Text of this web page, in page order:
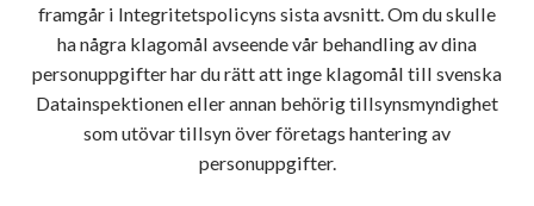
framgår i Integritetspolicyns sista avsnitt. Om du skulle
ha några klagomål avseende vår behandling av dina
personuppgifter har du rätt att inge klagomål till svenska
Datainspektionen eller annan behörig tillsynsmyndighet
som utövar tillsyn över företags hantering av
personuppgifter.